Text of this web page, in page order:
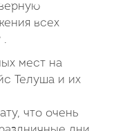
всех
.
мест на
Телуша и их
что очень